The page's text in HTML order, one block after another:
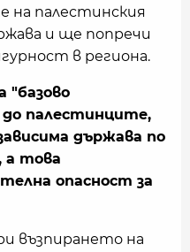
на палестинския
и ще попречи
в региона.
"базово
до палестинците,
държава по
а това
опасност за
възпирането на